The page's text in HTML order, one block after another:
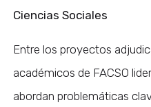
Ciencias Sociales
Entre los proyectos
académicos de FACSO
abordan problemáticas